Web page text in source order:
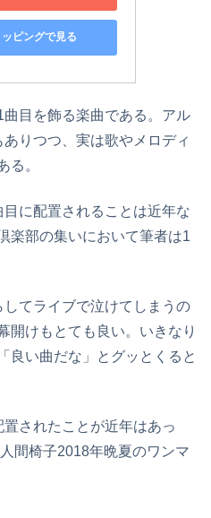
ピングで見る
目を飾る楽曲である。アル
りつつ、実は歌やメロディ
る。
に配置されることは近年な
楽部の集いにおいて筆者は1
てライブで泣けてしまうの
開けもとても良い。いきなり
良い曲だな」とグッとくると
されたことが近年はあっ
間椅子2018年晩夏のワンマ